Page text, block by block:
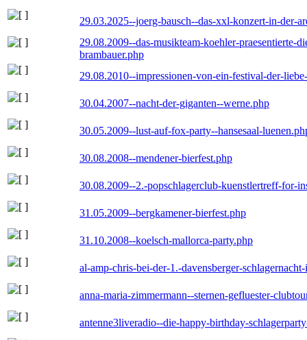
29.03.2025--joerg-bausch--das-xxl-konzert-in-der-
29.08.2009--das-musikteam-koehler-praesentierte-
brambauer.php
29.08.2010--impressionen-von-ein-festival-der-
30.04.2007--nacht-der-giganten--werne.php
30.05.2009--lust-auf-fox-party--hansesaal-
30.08.2008--mendener-bierfest.php
30.08.2009--2.-popschlagerclub-kuenstlertreff-for-
31.05.2009--bergkamener-bierfest.php
31.10.2008--koelsch-mallorca-party.php
al-amp-chris-bei-der-1.-davensberger-
anna-maria-zimmermann--sternen-gefluester-
antenne3liveradio--die-happy-birthday-